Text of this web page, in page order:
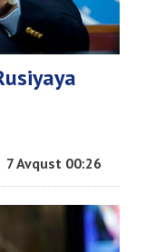
7 Avqust 00:26